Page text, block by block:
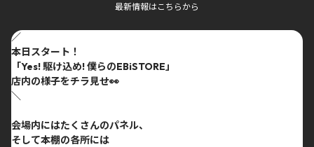
最新情報はこちらから
／
本日スタート！
「Yes! 駆け込め! 僕らのEBiSTORE」
店内の様子をチラ見せ👀
＼
会場内にはたくさんのパネル、
そして本棚の各所には